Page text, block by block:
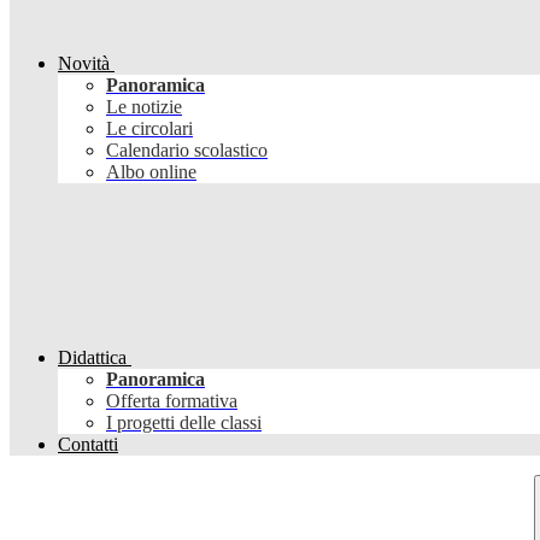
Novità
Panoramica
Le notizie
Le circolari
Calendario scolastico
Albo online
Didattica
Panoramica
Offerta formativa
I progetti delle classi
Contatti